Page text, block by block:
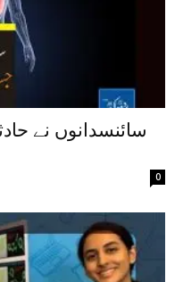
سائنسدانوں نے
0